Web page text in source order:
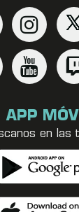
APP
en las